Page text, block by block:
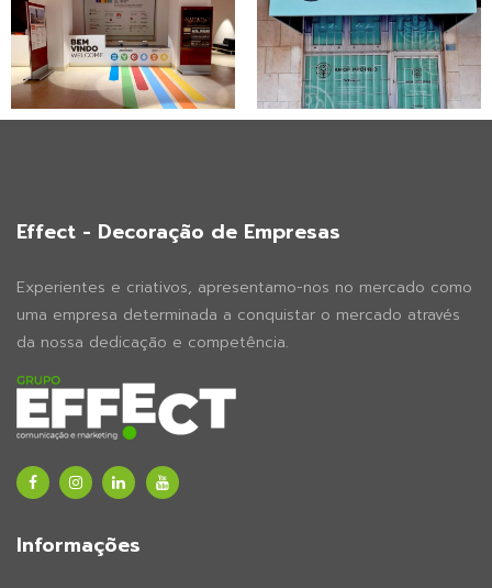
Effect - Decoração de Empresas
Experientes e criativos, apresentamo-nos no mercado como
uma empresa determinada a conquistar o mercado através
da nossa dedicação e competência.
Informações